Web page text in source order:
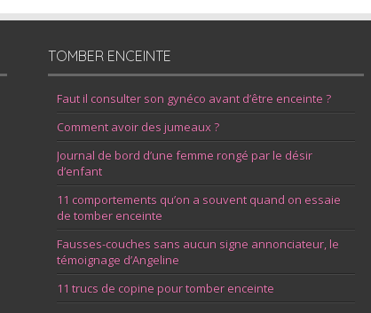
TOMBER ENCEINTE
Faut il consulter son gynéco avant d’être enceinte ?
Comment avoir des jumeaux ?
Journal de bord d’une femme rongé par le désir
d’enfant
11 comportements qu’on a souvent quand on essaie
de tomber enceinte
Fausses-couches sans aucun signe annonciateur, le
témoignage d’Angeline
11 trucs de copine pour tomber enceinte